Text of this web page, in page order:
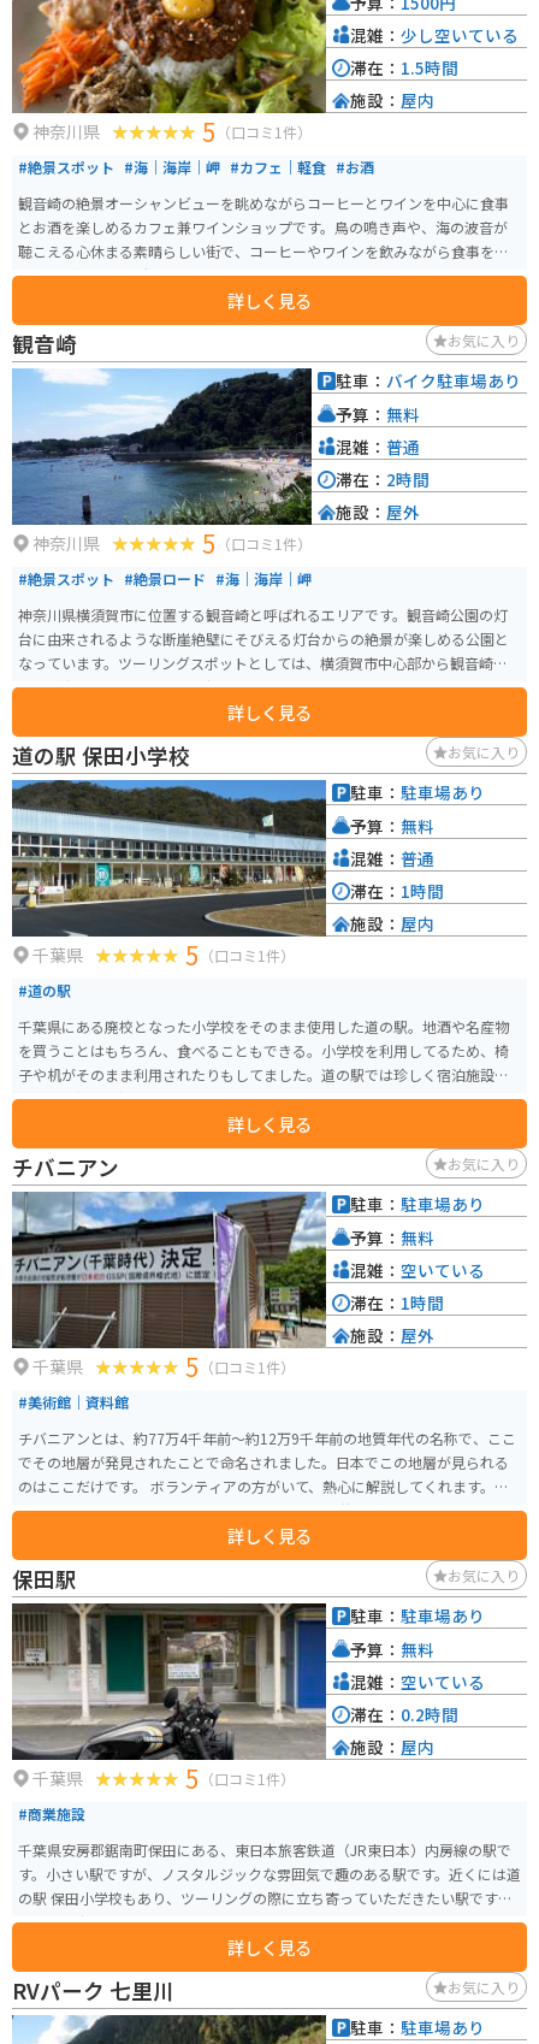
神奈川県 5 （口コミ1件）
#絶景スポット #海｜海岸｜岬 #カフェ｜軽食 #お酒
観音崎の絶景オーシャンビューを眺めながらコーヒーとワインを中心に食事
とお酒を楽しめるカフェ兼ワインショップです。鳥の鳴き声や、海の波音が
聴こえる心休まる素晴らしい街で、コーヒーやワインを飲みながら食事をす
ることができる場所です。
詳しく見る
混雑： 少し空いている
滞在： 1.5時間
施設： 屋内
観音崎 お気に入り
神奈川県 5 （口コミ1件）
#絶景スポット #絶景ロード #海｜海岸｜岬
神奈川県横須賀市に位置する観音崎と呼ばれるエリアです。観音崎公園の灯
台に由来されるような断崖絶壁にそびえる灯台からの絶景が楽しめる公園と
なっています。ツーリングスポットとしては、横須賀市中心部から観音崎に
かけて海沿いを走るため、気持ちの良い走りが体感できます。
詳しく見る
駐車： バイク駐車場あり
予算： 無料
混雑： 普通
滞在： 2時間
施設： 屋外
道の駅 保田小学校 お気に入り
千葉県 5 （口コミ1件）
#道の駅
千葉県にある廃校となった小学校をそのまま使用した道の駅。地酒や名産物
を買うことはもちろん、食べることもできる。小学校を利用してるため、椅
子や机がそのまま利用されたりもしてました。道の駅では珍しく宿泊施設も
あり、お湯にも浸かれる施設もある。
詳しく見る
駐車： 駐車場あり
予算： 無料
混雑： 普通
滞在： 1時間
施設： 屋内
チバニアン お気に入り
千葉県 5 （口コミ1件）
#美術館｜資料館
チバニアンとは、約77万4千年前～約12万9千年前の地質年代の名称で、ここ
でその地層が発見されたことで命名されました。日本でこの地層が見られる
のはここだけです。 ボランティアの方がいて、熱心に解説してくれます。駐
車場にはちょっとしたセンターがあり、地層の解説などがされています。今
年に入り、ゴールデンスパイク(模式地層の印)が打たれました。 世界的に見
ても珍しい地層が見られるスポットなので、オススメです。
詳しく見る
駐車： 駐車場あり
予算： 無料
混雑： 空いている
滞在： 1時間
施設： 屋外
保田駅 お気に入り
千葉県 5 （口コミ1件）
#商業施設
千葉県安房郡鋸南町保田にある、東日本旅客鉄道（JR東日本）内房線の駅で
す。小さい駅ですが、ノスタルジックな雰囲気で趣のある駅です。近くには道
の駅 保田小学校もあり、ツーリングの際に立ち寄っていただきたい駅です。
利用者も少ないので、バイクは停めやすいです。
詳しく見る
駐車： 駐車場あり
予算： 無料
混雑： 空いている
滞在： 0.2時間
施設： 屋内
RVパーク 七里川 お気に入り
駐車： 駐車場あり